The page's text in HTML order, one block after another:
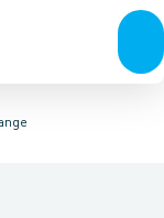
Biokedler &
45gr.